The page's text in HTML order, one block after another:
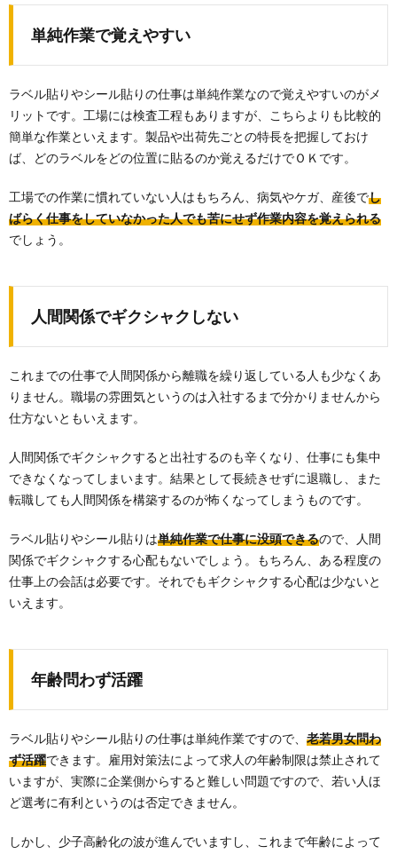
単純作業で覚えやすい
ラベル貼りやシール貼りの仕事は単純作業なので覚えやすいのがメ
リットです。工場には検査工程もありますが、こちらよりも比較的
簡単な作業といえます。製品や出荷先ごとの特長を把握しておけ
ば、どのラベルをどの位置に貼るのか覚えるだけでＯＫです。
工場での作業に慣れていない人はもちろん、病気やケガ、産後でし
ばらく仕事をしていなかった人でも苦にせず作業内容を覚えられる
でしょう。
人間関係でギクシャクしない
これまでの仕事で人間関係から離職を繰り返している人も少なくあ
りません。職場の雰囲気というのは入社するまで分かりませんから
仕方ないともいえます。
人間関係でギクシャクすると出社するのも辛くなり、仕事にも集中
できなくなってしまいます。結果として長続きせずに退職し、また
転職しても人間関係を構築するのが怖くなってしまうものです。
ラベル貼りやシール貼りは単純作業で仕事に没頭できるので、人間
関係でギクシャクする心配もないでしょう。もちろん、ある程度の
仕事上の会話は必要です。それでもギクシャクする心配は少ないと
いえます。
年齢問わず活躍
ラベル貼りやシール貼りの仕事は単純作業ですので、 老若男女問わ
ず活躍できます。雇用対策法によって求人の年齢制限は禁止されて
いますが、実際に企業側からすると難しい問題ですので、若い人ほ
ど選考に有利というのは否定できません。
しかし、少子高齢化の波が進んでいますし、これまで年齢によって